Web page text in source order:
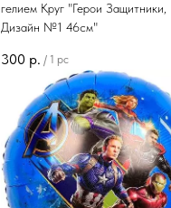
гелием Круг "Герои Защитники,
Дизайн №1 46см"
300 р. / 1 pc